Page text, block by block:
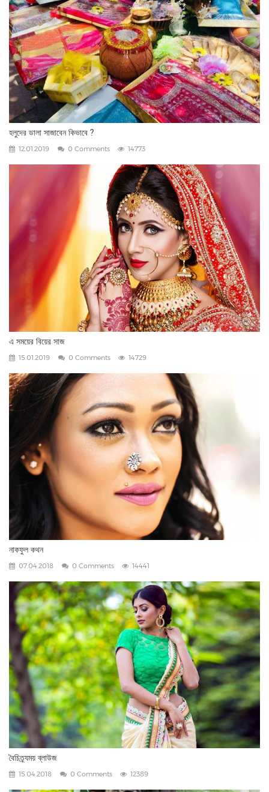
হলুদের ডালা সাজাবেন কিভাবে ?
12.01.2019 0 Comments 14773
এ সময়ের বিয়ের সাজ
15.01.2019 0 Comments 14729
নাকফুল কথন
07.04.2018 0 Comments 14441
বৈচিত্র্যময় ব্লাউজ
15.04.2018 0 Comments 12389